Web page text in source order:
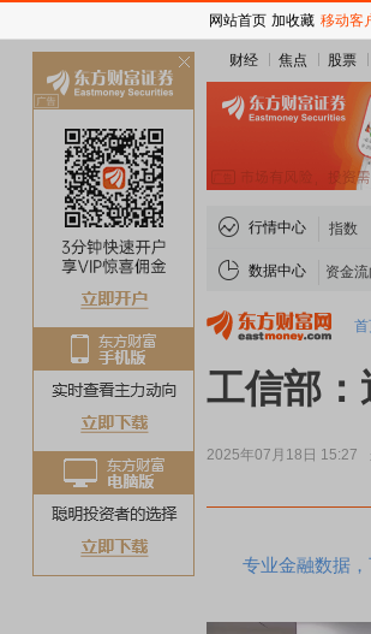
财经 焦点 股票
行情中心 指数
数据中心 资金流
工信部
2025年07月18日 15:27
专业金融数据
网站首页 加收藏 移动客
关